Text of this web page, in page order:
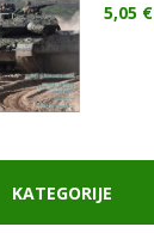
5,05 €
KATEGORIJE